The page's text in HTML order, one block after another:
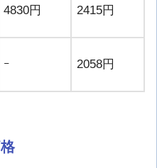
4830円 2415円
ｰ 2058円